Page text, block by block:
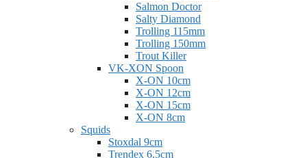
Salmon Doctor
Salty Diamond
Trolling 115mm
Trolling 150mm
Trout Killer
VK-XON Spoon
X-ON 10cm
X-ON 12cm
X-ON 15cm
X-ON 8cm
Squids
Stoxdal 9cm
Trendex 6,5cm